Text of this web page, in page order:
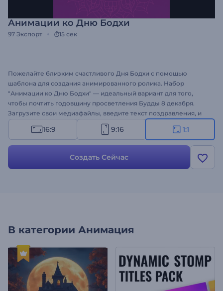
Анимации ко Дню Бодхи
97 Экспорт 15 сек
Пожелайте близким счастливого Дня Бодхи с помощью
шаблона для создания анимированного ролика. Набор
"Анимации ко Дню Бодхи" — идеальный вариант для того,
чтобы почтить годовщину просветления Будды 8 декабря.
Загрузите свои медиафайлы, введите текст поздравления, и
через пару минут профессиональная анимация будет готова.
Шаблон идеально подходит для оформления праздничных
видеопоздравлений и многого другого. Создайте свое видео!
16:9 9:16 1:1
Создать Сейчас
В категории Анимация